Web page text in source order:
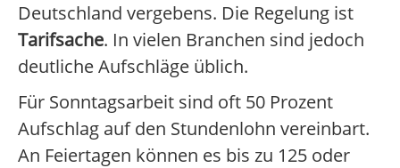
Deutschland vergebens. Die Regelung ist
Tarifsache. In vielen Branchen sind jedoch
deutliche Aufschläge üblich.
Für Sonntagsarbeit sind oft 50 Prozent
Aufschlag auf den Stundenlohn vereinbart.
An Feiertagen können es bis zu 125 oder